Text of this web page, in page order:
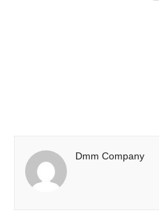
Dmm Company